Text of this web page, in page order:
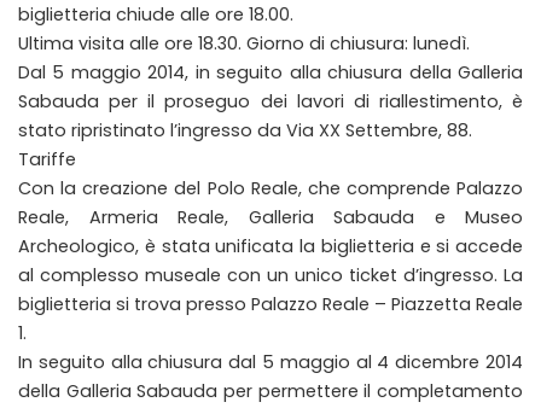
biglietteria chiude alle ore 18.00.
Ultima visita alle ore 18.30. Giorno di chiusura: lunedì.
Dal 5 maggio 2014, in seguito alla chiusura della Galleria
Sabauda per il proseguo dei lavori di riallestimento, è
stato ripristinato l’ingresso da Via XX Settembre, 88.
Tariffe
Con la creazione del Polo Reale, che comprende Palazzo
Reale, Armeria Reale, Galleria Sabauda e Museo
Archeologico, è stata unificata la biglietteria e si accede
al complesso museale con un unico ticket d’ingresso. La
biglietteria si trova presso Palazzo Reale – Piazzetta Reale
1.
In seguito alla chiusura dal 5 maggio al 4 dicembre 2014
della Galleria Sabauda per permettere il completamento